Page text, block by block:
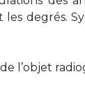
les degrés.
l’objet